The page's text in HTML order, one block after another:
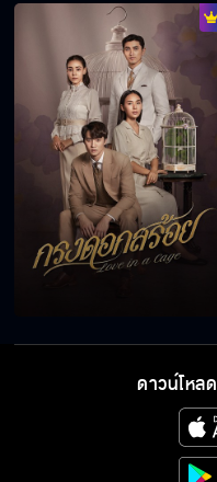
ดาวน์โหลด